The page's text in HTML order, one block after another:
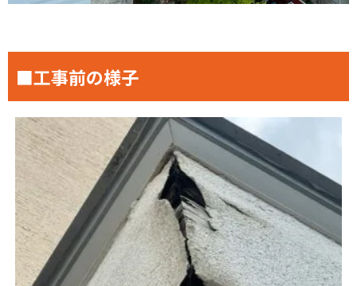
■工事前の様子